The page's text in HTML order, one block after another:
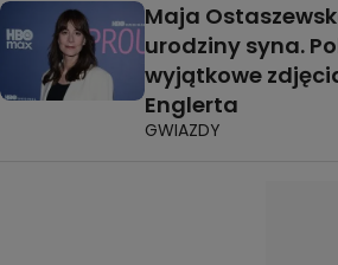
Maja
urodziny syna.
wyjątkowe
Englerta
GWIAZDY